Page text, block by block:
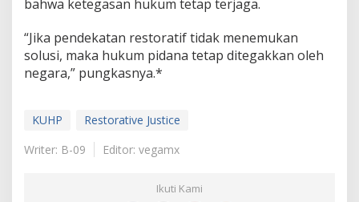
bahwa ketegasan hukum tetap terjaga.
“Jika pendekatan restoratif tidak menemukan
solusi, maka hukum pidana tetap ditegakkan oleh
negara,” pungkasnya.*
KUHP
Restorative Justice
Writer: B-09
Editor: vegamx
Ikuti Kami